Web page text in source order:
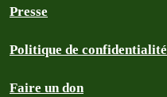
Presse
Politique de confidentialité
Faire un don